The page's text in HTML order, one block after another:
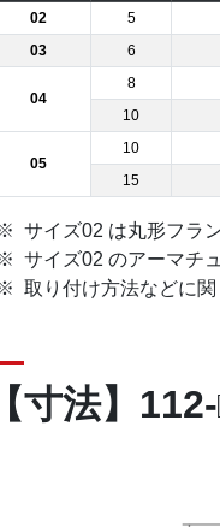
02
5
03
6
04
8
10
05
10
15
サイズ02 は丸形フラ
サイズ02 のアーマチ
取り付け方法などに
【寸法】